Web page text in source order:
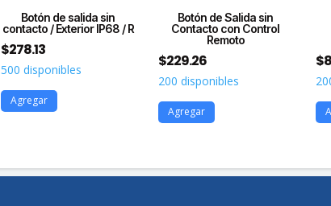
Botón de salida sin
contacto / Exterior IP68 / R
$278.13
500 disponibles
Agregar
Botón de Salida sin
Contacto con Control
Remoto
$229.26
200 disponibles
Agregar
$